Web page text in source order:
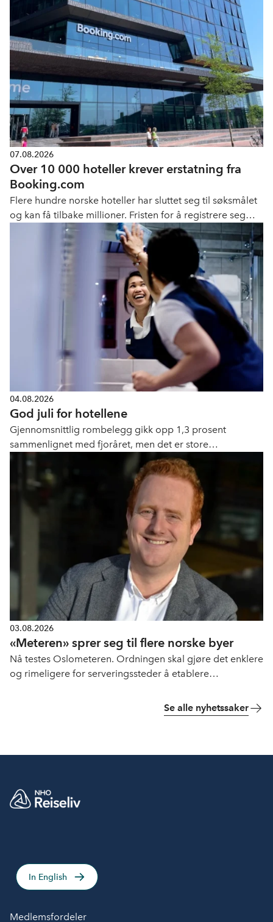
07.08.2026
Over 10 000 hoteller krever erstatning fra
Booking.com
Flere hundre norske hoteller har sluttet seg til søksmålet
og kan få tilbake millioner. Fristen for å registrere seg
som part er 11. september.
04.08.2026
God juli for hotellene
Gjennomsnittlig rombelegg gikk opp 1,3 prosent
sammenlignet med fjoråret, men det er store
geografiske forskjeller.
03.08.2026
«Meteren» sprer seg til flere norske byer
Nå testes Oslometeren. Ordningen skal gjøre det enklere
og rimeligere for serveringssteder å etablere
Se alle nyhetssaker
In English
Medlemsfordeler